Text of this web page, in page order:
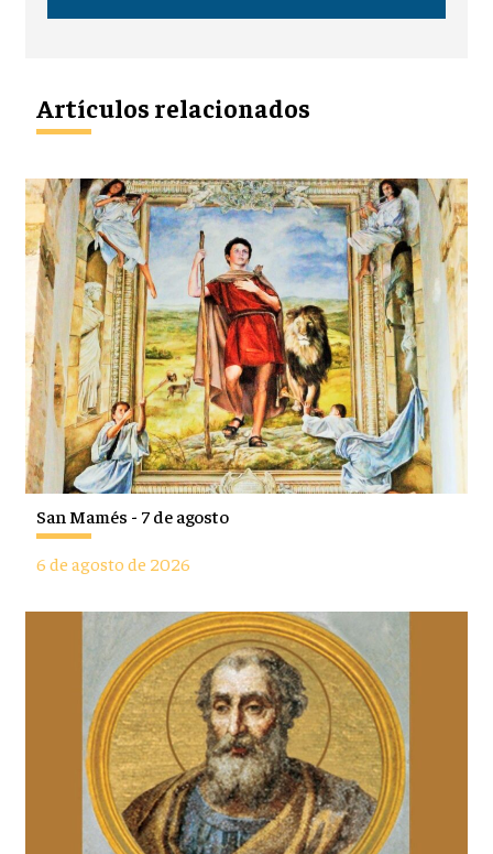
Artículos relacionados
San Mamés - 7 de agosto
6 de agosto de 2026